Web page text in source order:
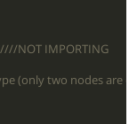
/////NOT IMPORTING